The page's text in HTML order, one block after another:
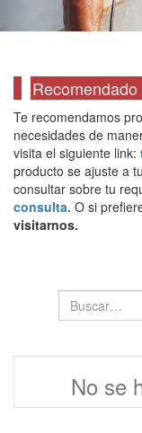
Te recomendamos
necesidades de
visita el siguiente link:
producto se ajuste a
consultar sobre tu
consulta. O si
visitarnos.
No se